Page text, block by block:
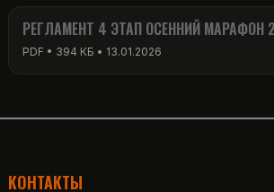
РЕГЛАМЕНТ 4 ЭТАП ОСЕННИЙ МАРАФОН
PDF • 394 КБ • 13.01.2026
КОНТАКТЫ